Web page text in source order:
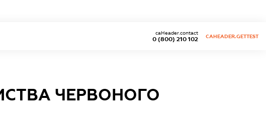
0 (800) 210 102
caHeader.contact
CAHEADER.GETTEST
ЧЕРВОНОГО